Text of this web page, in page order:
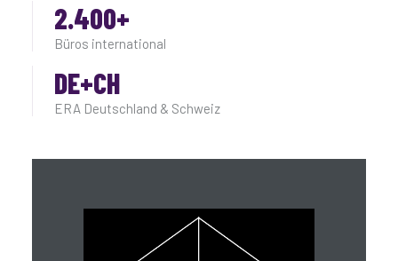
2.400+
Büros international
DE+CH
ERA Deutschland & Schweiz